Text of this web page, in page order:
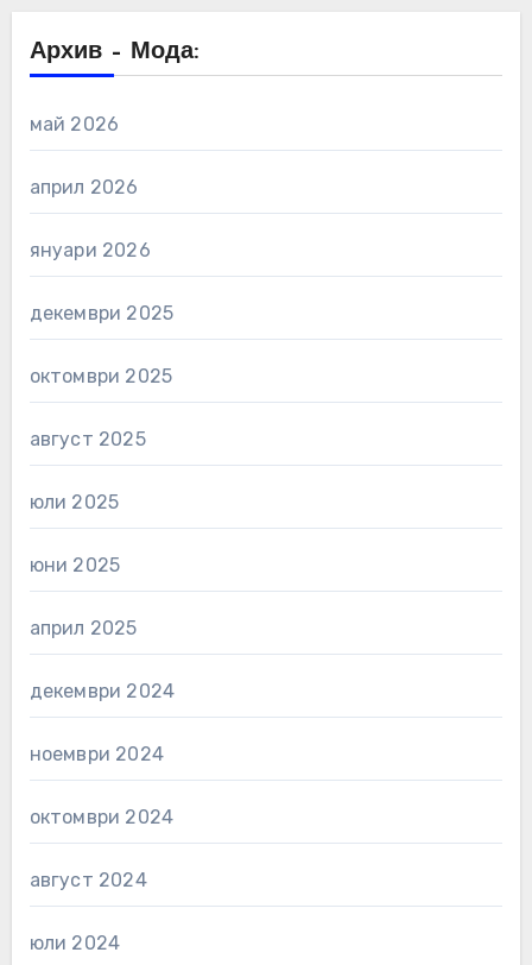
Архив – Мода:
май 2026
април 2026
януари 2026
декември 2025
октомври 2025
август 2025
юли 2025
юни 2025
април 2025
декември 2024
ноември 2024
октомври 2024
август 2024
юли 2024